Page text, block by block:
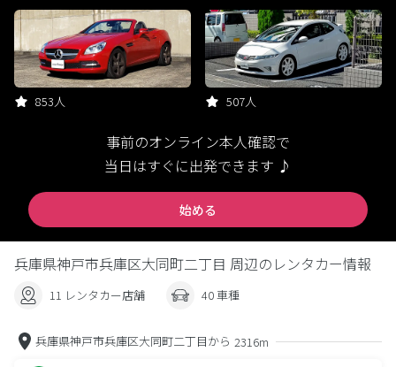
853人 507人
事前のオンライン本人確認で
当日はすぐに出発できます ♪
始める
兵庫県神戸市兵庫区大同町二丁目 周辺のレンタカー情報
11 レンタカー店舗 40 車種
兵庫県神戸市兵庫区大同町二丁目から 2316m